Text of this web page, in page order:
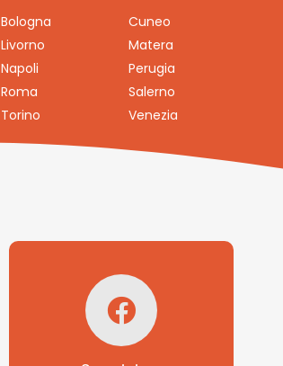
Bologna
Cuneo
Livorno
Matera
Napoli
Perugia
Roma
Salerno
Torino Venezia
Seguici su
Facebook!
SAGRITALY